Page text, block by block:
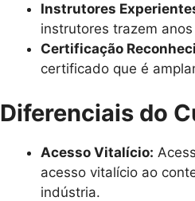
Instrutores
instrutores trazem
Certificação
certificado que é
Diferenciais do
Acesso Vitalício:
acesso vitalício ao
indústria.